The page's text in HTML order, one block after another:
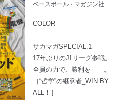
ベースボール・マガジン社
COLOR
サカマガSPECIAL.1
17年ぶりのJ1リーグ参戦。
全員の力で、勝利を――。
［“哲学”の継承者_WIN BY
ALL！］